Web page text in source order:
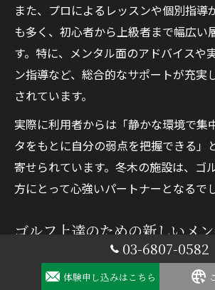
また、プロによるレッスンや個別指導
も多く、初心者から上級者まで幅広い
す。特に、メンタル面のアドバイスや
ン指導など、総合的なサポートが充実
されています。
実際に利用者からは「静かな環境で集
タをもとに自分の弱点を把握できる」
寄せられています。冬木の施設は、ゴ
方にとって心強いパートナーとなるで
ゴルフ上達のための新しいメ
近年、ゴルフのメンタル強化には新し
03-6807-0582
体験申し込みはこちら